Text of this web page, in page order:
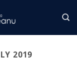
2019